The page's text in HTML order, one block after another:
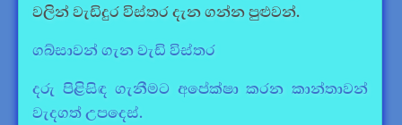
වලින් වැඩිදුර විස්තර දැන ගන්න පුළුවන්.
ගබ්සාවන් ගැන වැඩි විස්තර
දරු පිළිසිඳ ගැනීමට අපේක්ෂා කරන කාන්තාවන්
වැදගත් උපදෙස්.